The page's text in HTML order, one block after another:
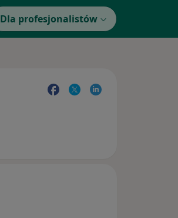
Dla profesjonalistów